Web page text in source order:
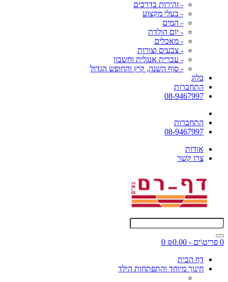
- זהירות בדרכים
- בעלי מקצוע
- המים
- יום הולדת
- מאכלים
- צבעים וצורות
- עברית אנגלית וחשבון
- סוף השנה, קיץ והחופש הגדול
בלוג
התחברות
08-9467997
התחברות
08-9467997
אודות
צרו קשר
0 פריט\ים - ₪0.00
0
דף הבית
חינוך מיוחד והתפתחות הילד